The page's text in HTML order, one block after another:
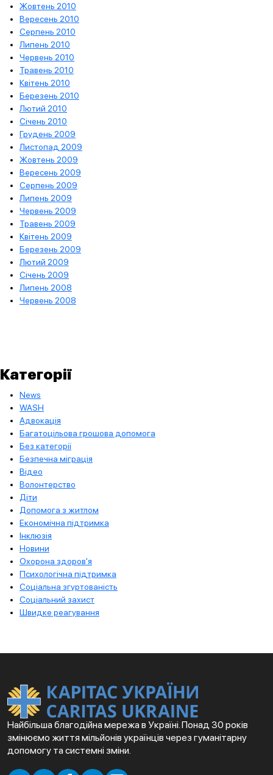
Жовтень 2010
Вересень 2010
Серпень 2010
Липень 2010
Червень 2010
Травень 2010
Квітень 2010
Березень 2010
Лютий 2010
Січень 2010
Грудень 2009
Листопад 2009
Жовтень 2009
Вересень 2009
Серпень 2009
Липень 2009
Червень 2009
Травень 2009
Квітень 2009
Березень 2009
Лютий 2009
Січень 2009
Липень 2008
Червень 2008
Категорії
News
WASH
Адвокація
Багатоцільова грошова допомога
Без категорії
Безпечна міграція
Відео
Волонтерство
Діти
Допомога з житлом
Економічна підтримка
Інклюзія
Новини
Охорона здоров'я
Психологічна підтримка
Соціальна згуртованість
Соціальний захист
Швидке реагування
Найбільша благодійна мережа в Україні. Понад 30 років
змінюємо життя мільйонів українців через гуманітарну
допомогу та системні зміни.